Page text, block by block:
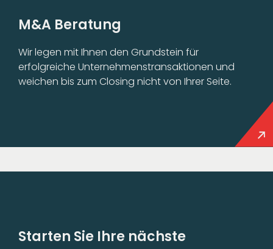
M&A Beratung
Wir legen mit Ihnen den Grundstein für
erfolgreiche Unternehmenstransaktionen und
weichen bis zum Closing nicht von Ihrer Seite.
Starten Sie Ihre nächste